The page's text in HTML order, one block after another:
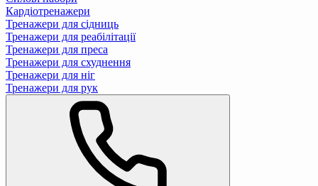
Кардіотренажери
Тренажери для сідниць
Тренажери для реабілітації
Тренажери для преса
Тренажери для схуднення
Тренажери для ніг
Тренажери для рук